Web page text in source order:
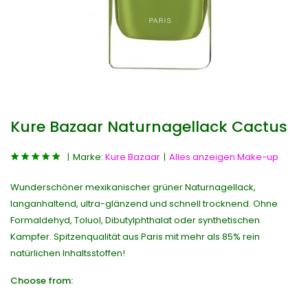
Kure Bazaar Naturnagellack Cactus
Marke: Kure Bazaar Alles anzeigen Make-up
Wunderschöner mexikanischer grüner Naturnagellack,
langanhaltend, ultra-glänzend und schnell trocknend. Ohne
Formaldehyd, Toluol, Dibutylphthalat oder synthetischen
Kampfer. Spitzenqualität aus Paris mit mehr als 85% rein
natürlichen Inhaltsstoffen!
Choose from: